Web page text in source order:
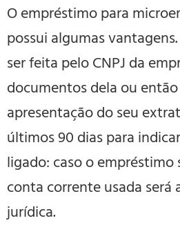
O empréstimo para
possui algumas
ser feita pelo CNPJ da
documentos dela ou
apresentação do seu
últimos 90 dias para
ligado: caso o empréstimo
conta corrente usada será
jurídica.